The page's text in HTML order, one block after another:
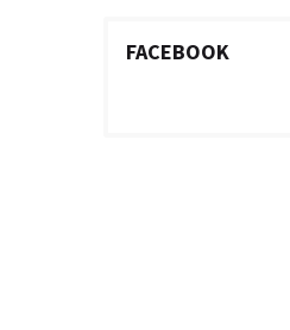
FACEBOOK